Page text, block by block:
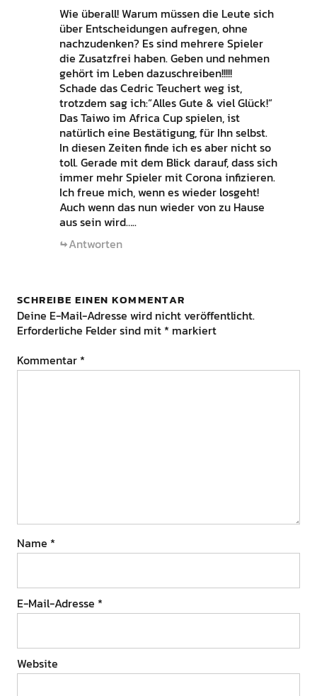
Wie überall! Warum müssen die Leute sich
über Entscheidungen aufregen, ohne
nachzudenken? Es sind mehrere Spieler
die Zusatzfrei haben. Geben und nehmen
gehört im Leben dazuschreiben!!!!!
Schade das Cedric Teuchert weg ist,
trotzdem sag ich:“Alles Gute & viel Glück!“
Das Taiwo im Africa Cup spielen, ist
natürlich eine Bestätigung, für Ihn selbst.
In diesen Zeiten finde ich es aber nicht so
toll. Gerade mit dem Blick darauf, dass sich
immer mehr Spieler mit Corona infizieren.
Ich freue mich, wenn es wieder losgeht!
Auch wenn das nun wieder von zu Hause
aus sein wird…..
Antworten
SCHREIBE EINEN KOMMENTAR
Deine E-Mail-Adresse wird nicht veröffentlicht.
Erforderliche Felder sind mit * markiert
Kommentar *
Name *
E-Mail-Adresse *
Website